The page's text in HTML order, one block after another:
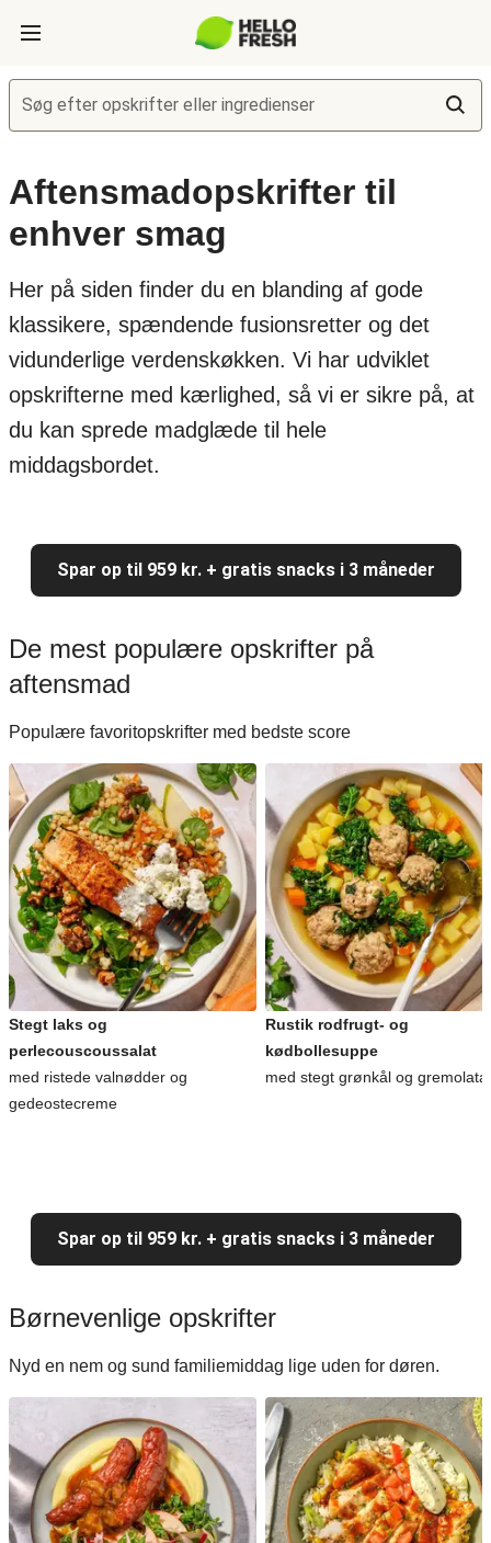
Søg efter opskrifter eller ingredienser
Aftensmadopskrifter til
enhver smag
Her på siden finder du en blanding af gode
klassikere, spændende fusionsretter og det
vidunderlige verdenskøkken. Vi har udviklet
opskrifterne med kærlighed, så vi er sikre på, at
du kan sprede madglæde til hele
middagsbordet.
Spar op til 959 kr. + gratis snacks i 3 måneder
De mest populære opskrifter på
aftensmad
Populære favoritopskrifter med bedste score
Stegt laks og
perlecouscoussalat
med ristede valnødder og
gedeostecreme
Rustik rodfrugt- og
kødbollesuppe
med stegt grønkål og gremolata
Spar op til 959 kr. + gratis snacks i 3 måneder
Børnevenlige opskrifter
Nyd en nem og sund familiemiddag lige uden for døren.